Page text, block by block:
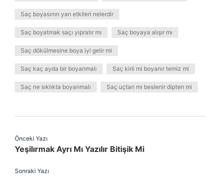
Saç boyasının yan etkileri nelerdir
Saç boyatmak saçı yıpratır mı Saç boyaya alışır mı
Saç dökülmesine boya iyi gelir mi
Saç kaç ayda bir boyanmalı Saç kirli mi boyanır temiz mi
Saç ne sıklıkta boyanmalı Saç uçtan mı beslenir dipten mi
Önceki Yazı
Yeşilırmak Ayrı Mı Yazılır Bitişik Mi
Sonraki Yazı